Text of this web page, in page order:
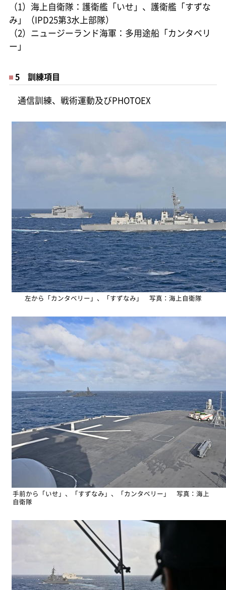
（1）海上自衛隊：護衛艦「いせ」、護衛艦「すずな
み」（IPD25第3水上部隊）
（2）ニュージーランド海軍：多用途船「カンタベリ
ー」
5 訓練項目
通信訓練、戦術運動及びPHOTOEX
左から「カンタベリー」、「すずなみ」 写真：海上自衛隊
手前から「いせ」、「すずなみ」、「カンタベリー」 写真：海上
自衛隊